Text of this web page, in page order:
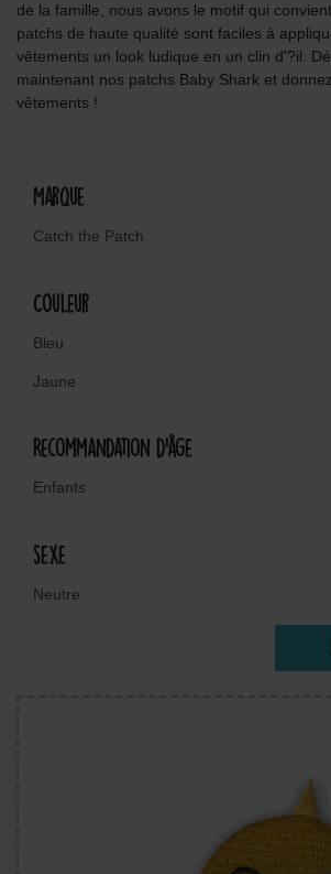
de la famille, nous avons le motif qui
patchs de haute qualité sont faciles à
vêtements un look ludique en un clin d'?il.
maintenant nos patchs Baby Shark et
vêtements !
Marque
Catch the Patch
Couleur
Bleu
Jaune
Recommandation d'âge
Enfants
sexe
Neutre